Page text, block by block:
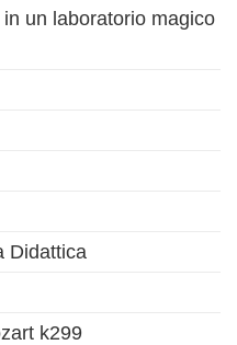
un laboratorio magico
Didattica
k299